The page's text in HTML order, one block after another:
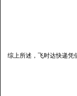
综上所述，飞时达快递凭